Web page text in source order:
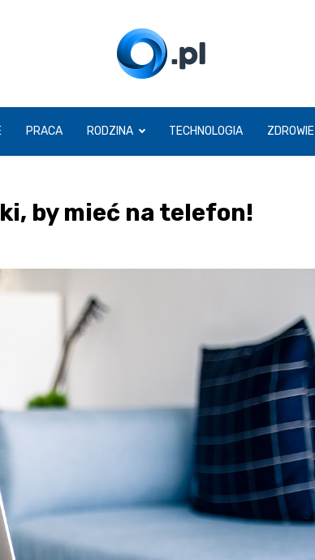
O.pl
PRACA RODZINA TECHNOLOGIA ZDROWIE
by mieć na telefon!